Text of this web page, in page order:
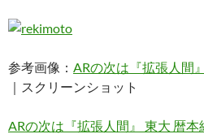
参考画像： ARの次は『拡張人間
｜スクリーンショット
ARの次は『拡張人間』 東大 暦